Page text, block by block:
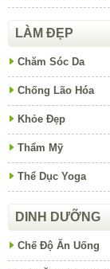
LÀM ĐẸP
Chăm Sóc Da
Chống Lão Hóa
Khỏe Đẹp
Thẩm Mỹ
Thể Dục Yoga
DINH DƯỠNG
Chế Độ Ăn Uống